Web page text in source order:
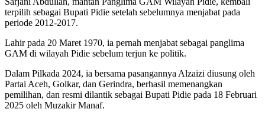
terpilih sebagai Bupati Pidie setelah sebelumnya menjabat pada
periode 2012-2017.
Lahir pada 20 Maret 1970, ia pernah menjabat sebagai panglima
GAM di wilayah Pidie sebelum terjun ke politik.
Dalam Pilkada 2024, ia bersama pasangannya Alzaizi diusung oleh
Partai Aceh, Golkar, dan Gerindra, berhasil memenangkan
pemilihan, dan resmi dilantik sebagai Bupati Pidie pada 18 Februari
2025 oleh Muzakir Manaf.